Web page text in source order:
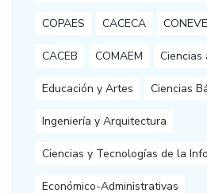
COPAES CACECA
CACEB COMAEM Ciencias
Educación y Artes Ciencias
Ingeniería y Arquitectura
Ciencias y Tecnologías de la
Económico-Administrativas